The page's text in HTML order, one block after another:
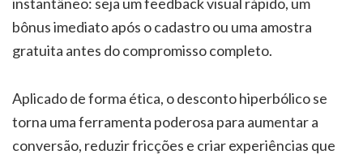
instantâneo: seja um feedback visual rápido, um
bônus imediato após o cadastro ou uma amostra
gratuita antes do compromisso completo.
Aplicado de forma ética, o desconto hiperbólico se
torna uma ferramenta poderosa para aumentar a
conversão, reduzir fricções e criar experiências que